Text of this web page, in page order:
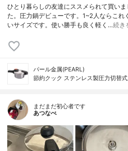
ひとり暮らしの友達にススメられて買い
た。圧力鍋デビューです。1~2人ならこれ
いサイズです。使い勝手も良く軽く…続き
パール金属(PEARL)
節約クック ステンレス製圧力切替
まだまだ初心者です
あつなべ